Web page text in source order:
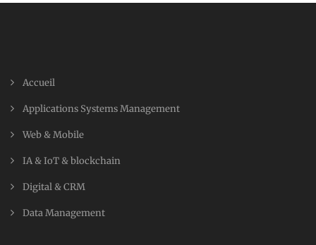
Accueil
Applications Systems Management
Web & Mobile
IA & IoT & blockchain
Digital & CRM
Data Management